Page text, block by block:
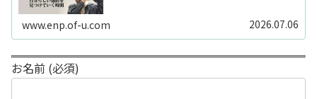
www.enp.of-u.com 2026.07.06
お名前 (必須)